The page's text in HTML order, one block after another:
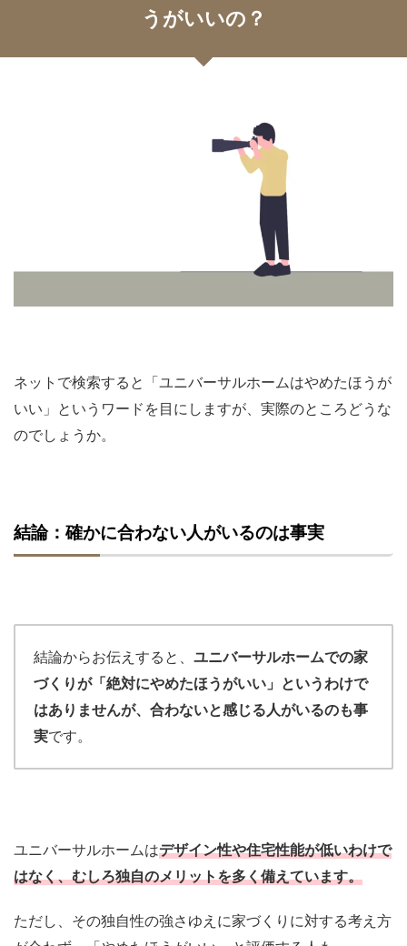
うがいいの？
ネットで検索すると「ユニバーサルホームはやめたほうが
いい」というワードを目にしますが、実際のところどうな
のでしょうか。
結論：確かに合わない人がいるのは事実
結論からお伝えすると、 ユニバーサルホームでの家
づくりが「絶対にやめたほうがいい」というわけで
はありませんが、合わないと感じる人がいるのも事
実です。
ユニバーサルホームはデザイン性や住宅性能が低いわけで
はなく、むしろ独自のメリットを多く備えています。
ただし、その独自性の強さゆえに家づくりに対する考え方